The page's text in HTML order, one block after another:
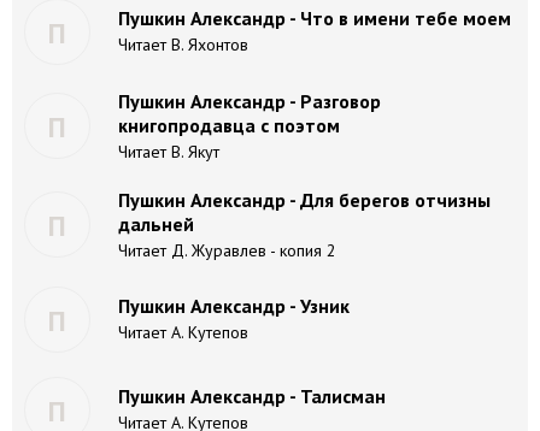
П Пушкин Александр - Что в имени тебе моем
Читает В. Яхонтов
П
Пушкин Александр - Разговор
книгопродавца с поэтом
Читает В. Якут
П
Пушкин Александр - Для берегов отчизны
дальней
Читает Д. Журавлев - копия 2
П Пушкин Александр - Узник
Читает А. Кутепов
П Пушкин Александр - Талисман
Читает А. Кутепов